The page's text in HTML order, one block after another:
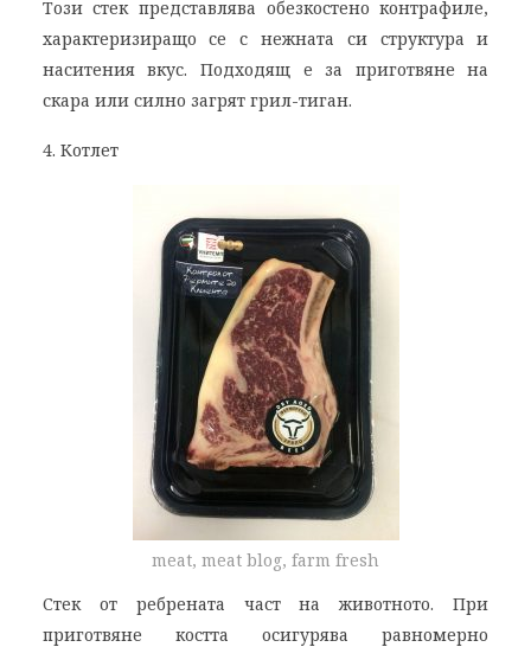
Този стек представлява обезкостено контрафиле,
характеризиращо се с нежната си структура и
наситения вкус. Подходящ e за приготвяне на
скара или силно загрят грил-тиган.
4. Котлет
meat, meat blog, farm fresh
Стек от ребрената част на животното. При
приготвяне костта осигурява равномерно